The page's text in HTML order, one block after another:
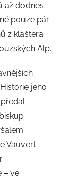
až dodnes
pouze pár
z kláštera
Alp.
jeho
Vauvert
– ve